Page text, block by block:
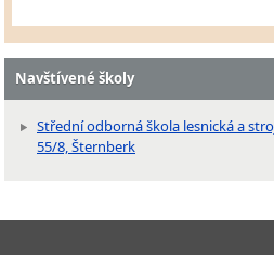
Navštívené školy
Střední odborná škola lesnická a
55/8, Šternberk